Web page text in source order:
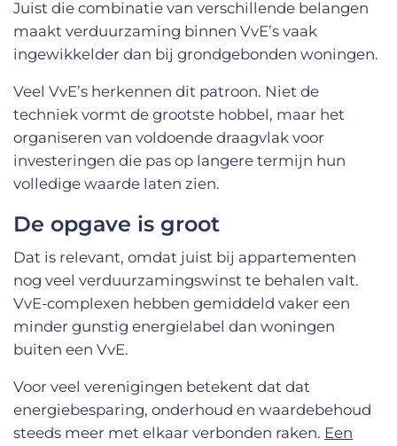
Juist die combinatie van verschillende belangen
maakt verduurzaming binnen VvE’s vaak
ingewikkelder dan bij grondgebonden woningen.
Veel VvE’s herkennen dit patroon. Niet de
techniek vormt de grootste hobbel, maar het
organiseren van voldoende draagvlak voor
investeringen die pas op langere termijn hun
volledige waarde laten zien.
De opgave is groot
Dat is relevant, omdat juist bij appartementen
nog veel verduurzamingswinst te behalen valt.
VvE-complexen hebben gemiddeld vaker een
minder gunstig energielabel dan woningen
buiten een VvE.
Voor veel verenigingen betekent dat dat
energiebesparing, onderhoud en waardebehoud
steeds meer met elkaar verbonden raken. Een